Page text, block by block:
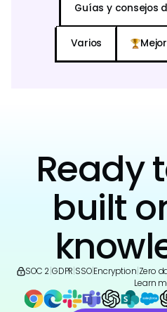
Guías y consejos
Varios
Ready
built
SOC 2 GDPR SSO|Encryption Zero
Learn